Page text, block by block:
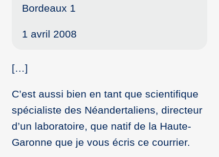
Bordeaux 1
1 avril 2008
[…]
C’est aussi bien en tant que scientifique
spécialiste des Néandertaliens, directeur
d’un laboratoire, que natif de la Haute-
Garonne que je vous écris ce courrier.